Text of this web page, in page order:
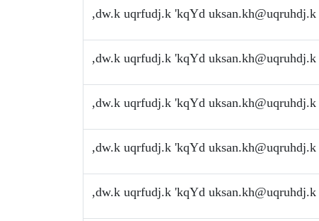
,dw.k uqrfudj.k 'kqYd uksan.kh@uqruhdj.k
,dw.k uqrfudj.k 'kqYd uksan.kh@uqruhdj.k
,dw.k uqrfudj.k 'kqYd uksan.kh@uqruhdj.k
,dw.k uqrfudj.k 'kqYd uksan.kh@uqruhdj.k
,dw.k uqrfudj.k 'kqYd uksan.kh@uqruhdj.k